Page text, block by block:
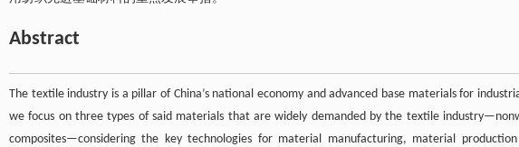
Abstract
The textile industry is a pillar of China’s national economy and advanced base materials for
we focus on three types of said materials that are widely demanded by the textile
composites—considering the key technologies for material manufacturing, material